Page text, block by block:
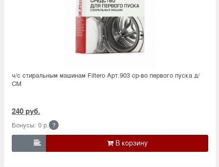
ч/с стиральным машинам Filtero Арт.903 ср-во первого пуска д/
СМ
240 руб.
Бонусы: 0 р. ?
